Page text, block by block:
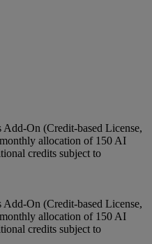
Add-On (Credit-based License,
allocation of 150 AI
credits subject to
Add-On (Credit-based License,
allocation of 150 AI
credits subject to